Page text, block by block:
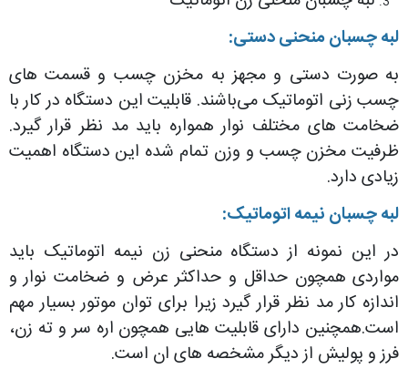
لبه چسبان منحنی دستی:
به صورت دستی و مجهز به مخزن چسب و قسمت های
چسب زنی اتوماتیک می‌باشند. قابلیت این دستگاه در کار با
ضخامت های مختلف نوار همواره باید مد نظر قرار گیرد.
ظرفیت مخزن چسب و وزن تمام شده این دستگاه اهمیت
زیادی دارد.
لبه چسبان نیمه اتوماتیک:
در این نمونه از دستگاه منحنی زن نیمه اتوماتیک باید
مواردی همچون حداقل و حداکثر عرض و ضخامت نوار و
اندازه کار مد نظر قرار گیرد زیرا برای توان موتور بسیار مهم
است.همچنین دارای قابلیت هایی همچون اره سر و ته زن،
فرز و پولیش از دیگر مشخصه های ان است.